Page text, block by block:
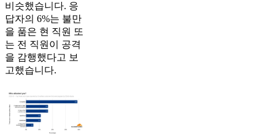
비슷했습니다. 응
답자의 6%는 불만
을 품은 현 직원 또
는 전 직원이 공격
을 감행했다고 보
고했습니다.